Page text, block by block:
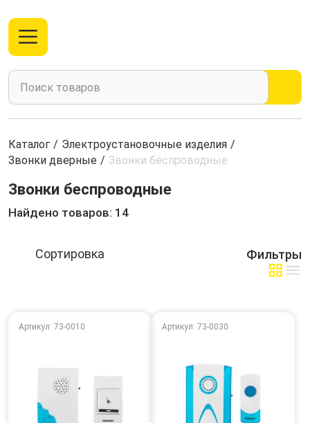
Каталог / Электроустановочные изделия /
Звонки дверные / Звонки беспроводные
Звонки беспроводные
Найдено товаров: 14
Фильтры
Артикул: 73-0010 Артикул: 73-0030